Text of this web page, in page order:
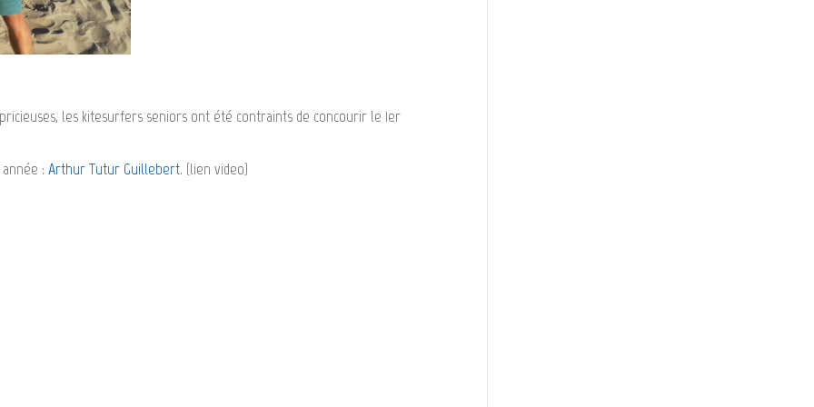
les kitesurfers seniors ont été contraints de concourir le 1er
année :Arthur Tutur Guillebert. (lien video)